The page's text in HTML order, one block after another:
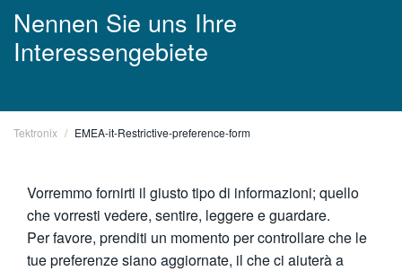
DEUTSCH
VIỆT NAM
日本語
繁體中文
Nennen Sie uns Ihre
Interessengebiete
Tektronix EMEA-it-Restrictive-preference-form
Vorremmo fornirti il giusto tipo di informazioni; quello
che vorresti vedere, sentire, leggere e guardare.
Per favore, prenditi un momento per controllare che le
tue preferenze siano aggiornate, il che ci aiuterà a